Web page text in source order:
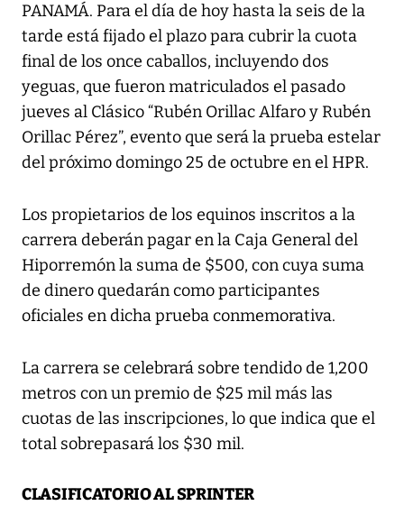
PANAMÁ. Para el día de hoy hasta la seis de la
tarde está fijado el plazo para cubrir la cuota
final de los once caballos, incluyendo dos
yeguas, que fueron matriculados el pasado
jueves al Clásico “Rubén Orillac Alfaro y Rubén
Orillac Pérez”, evento que será la prueba estelar
del próximo domingo 25 de octubre en el HPR.
Los propietarios de los equinos inscritos a la
carrera deberán pagar en la Caja General del
Hiporremón la suma de $500, con cuya suma
de dinero quedarán como participantes
oficiales en dicha prueba conmemorativa.
La carrera se celebrará sobre tendido de 1,200
metros con un premio de $25 mil más las
cuotas de las inscripciones, lo que indica que el
total sobrepasará los $30 mil.
CLASIFICATORIO AL SPRINTER